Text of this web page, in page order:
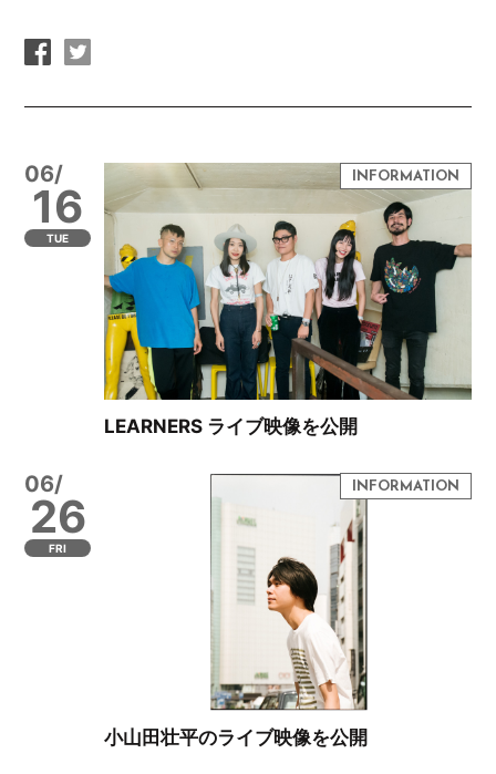
06/
16
TUE
LEARNERS ライブ映像を公開
06/
26
FRI
小山田壮平のライブ映像を公開